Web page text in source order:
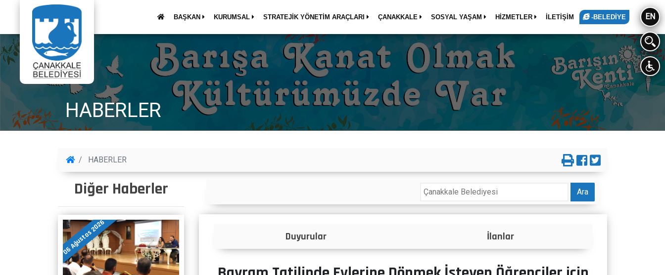
BAŞKAN KURUMSAL STRATEJİK YÖNETİM ARAÇLARI ÇANAKKALE SOSYAL YAŞAM HİZMETLER İLETİŞİM -BELEDİYE EN
HABERLER
HABERLER
Diğer Haberler
06 Ağustos 2026
Ara
Duyurular İlanlar Projeler